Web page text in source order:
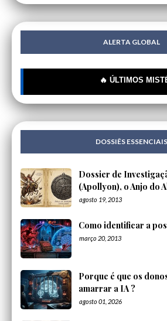
ALERTA GLOBAL
🔥 ÚLTIMOS
DOSSIÊS ESSENCIAIS
Dossier de
(Apollyon), o Anjo do
agosto 19, 2013
Como identificar a
março 20, 2013
Porque é que os
amarrar a IA ?
agosto 01, 2026